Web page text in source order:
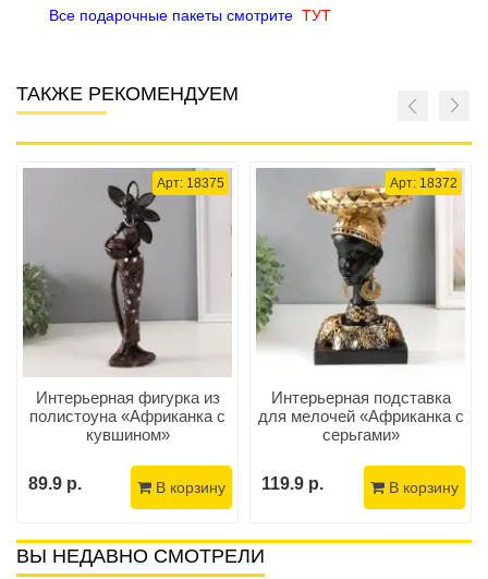
Все подарочные пакеты смотрите ТУТ
ТАКЖЕ РЕКОМЕНДУЕМ
Арт: 18375
Интерьерная фигурка из
полистоуна «Африканка с
кувшином»
89.9 р. В корзину
Арт: 18372
Интерьерная подставка
для мелочей «Африканка с
серьгами»
119.9 р. В корзину
ВЫ НЕДАВНО СМОТРЕЛИ